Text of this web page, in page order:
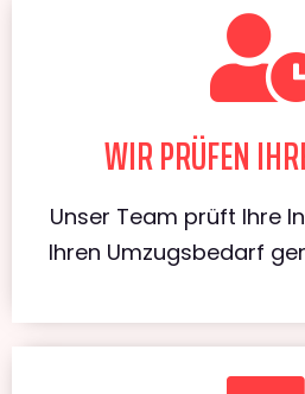
WIR PRÜFEN
Unser Team prüft Ihre
Ihren Umzugsbedarf